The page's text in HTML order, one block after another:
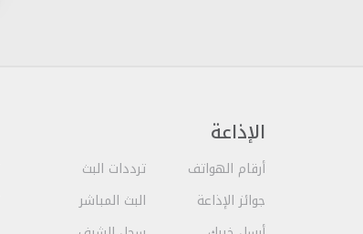
الإذاعة
أرقام الهواتف
جوائز الإذاعة
ترددات البث
البث المباشر